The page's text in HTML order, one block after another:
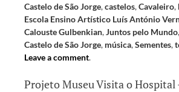
Castelo de São Jorge,castelos,Cavaleiro,
Escola Ensino Artístico Luís António
Calouste Gulbenkian,Juntos pelo Mundo,
Castelo de São Jorge, música,Sementes,
Leave a comment.
Projeto Museu Visita o Hospital